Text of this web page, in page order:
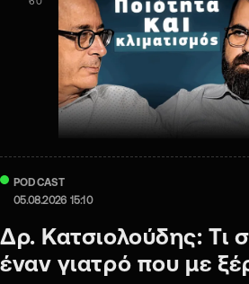
PODCAST
05.08.2026 15:10
Δρ. Κατσιολούδης: Τι
έναν γιατρό που με